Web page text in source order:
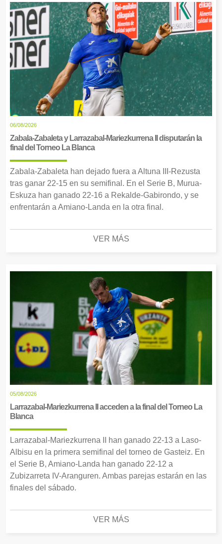
06/08/2026
Zabala-Zabaleta y Larrazabal-Mariezkurrena II disputarán la
final del Torneo La Blanca
Zabala-Zabaleta han dejado fuera a Altuna III-Rezusta
tras ganar 22-15 en su semifinal. En el Serie B, Murua-
Eskuza han ganado 22-16 a Rekalde-Gabirondo, y se
enfrentarán a Amiano-Landa en la otra final.
VER MÁS
05/08/2026
Larrazabal-Mariezkurrena II acceden a la final del Torneo La
Blanca
Larrazabal-Mariezkurrena II han ganado 22-13 a Laso-
Albisu en la primera semifinal del torneo de Gasteiz. En
el Serie B, Amiano-Landa han ganado 22-12 a
Zubizarreta IV-Aranguren. Ambas parejas estarán en las
finales del sábado.
VER MÁS